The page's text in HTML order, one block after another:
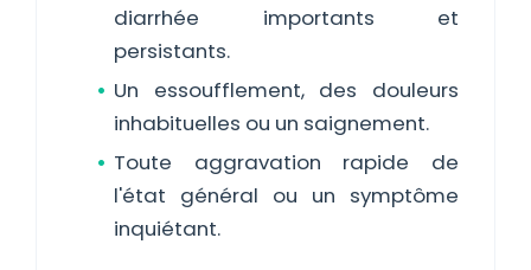
diarrhée importants et
persistants.
Un essoufflement, des douleurs
inhabituelles ou un saignement.
Toute aggravation rapide de
l'état général ou un symptôme
inquiétant.